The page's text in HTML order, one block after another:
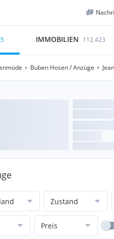
IMMOBILIEN 112.423
Buben Hosen / Anzüge
Zustand
Preis